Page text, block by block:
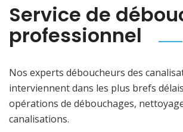
Service de
professionnel
Nos experts déboucheurs des
interviennent dans les plus brefs
opérations de débouchages,
canalisations.